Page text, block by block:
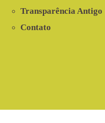
Transparência Antigo
Contato